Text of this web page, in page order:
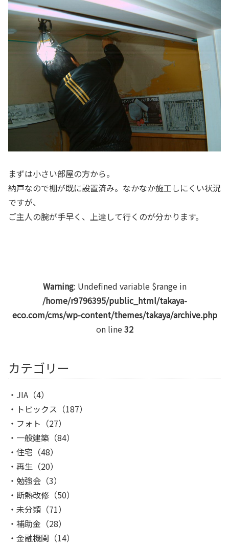
まずは小さい部屋の方から。
納戸なので棚が既に設置済み。なかなか施工しにくい状況
ですが、
ご主人の腕が手早く、上達して行くのが分かります。
Warning: Undefined variable $range in
/home/r9796395/public_html/takaya-
eco.com/cms/wp-content/themes/takaya/archive.php
on line32
カテゴリー
JIA （4）
トピックス （187）
フォト （27）
一般建築 （84）
住宅 （48）
再生 （20）
勉強会 （3）
断熱改修 （50）
未分類 （71）
補助金 （28）
金融機関 （14）